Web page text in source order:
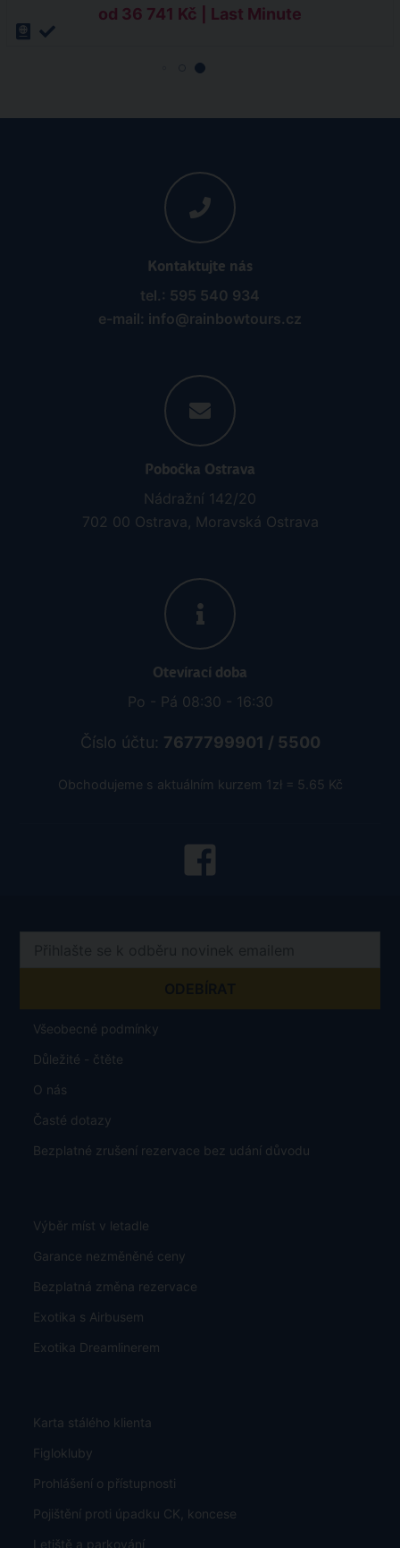
od 36 741 Kč | Last Minute
Kontaktujte nás
tel.: 595 540 934
e-mail: info@rainbowtours.cz
Pobočka Ostrava
Nádražní 142/20
702 00 Ostrava, Moravská Ostrava
Otevírací doba
Po - Pá 08:30 - 16:30
Číslo účtu: 7677799901 / 5500
Obchodujeme s aktuálním kurzem 1zł = 5.65 Kč
Všeobecné podmínky
Důležité - čtěte
O nás
Časté dotazy
Bezplatné zrušení rezervace bez udání důvodu
Výběr míst v letadle
Garance nezměněné ceny
Bezplatná změna rezervace
Exotika s Airbusem
Exotika Dreamlinerem
Karta stálého klienta
Figlokluby
Prohlášení o přístupnosti
Pojištění proti úpadku CK, koncese
Letiště a parkování